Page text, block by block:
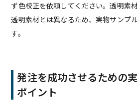
ず色校正を依頼してください。透明素
透明素材とは異なるため、実物サンプ
す。
発注を成功させるための
ポイント